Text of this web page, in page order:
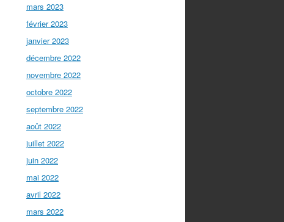
mars 2023
février 2023
janvier 2023
décembre 2022
novembre 2022
octobre 2022
septembre 2022
août 2022
juillet 2022
juin 2022
mai 2022
avril 2022
mars 2022